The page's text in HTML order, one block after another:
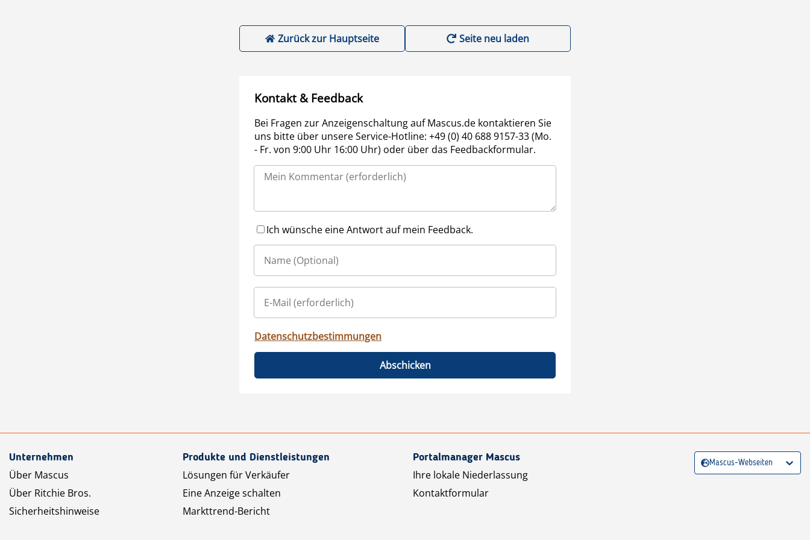
Zurück zur Hauptseite Seite neu laden
Kontakt & Feedback
Bei Fragen zur Anzeigenschaltung auf Mascus.de kontaktieren Sie
uns bitte über unsere Service-Hotline: +49 (0) 40 688 9157-33 (Mo.
- Fr. von 9:00 Uhr 16:00 Uhr) oder über das Feedbackformular.
Ich wünsche eine Antwort auf mein Feedback.
Datenschutzbestimmungen
Abschicken
Unternehmen
Über Mascus
Über Ritchie Bros.
Sicherheitshinweise
Produkte und Dienstleistungen
Lösungen für Verkäufer
Eine Anzeige schalten
Markttrend-Bericht
Portalmanager Mascus
Ihre lokale Niederlassung
Kontaktformular
Mascus-Webseiten